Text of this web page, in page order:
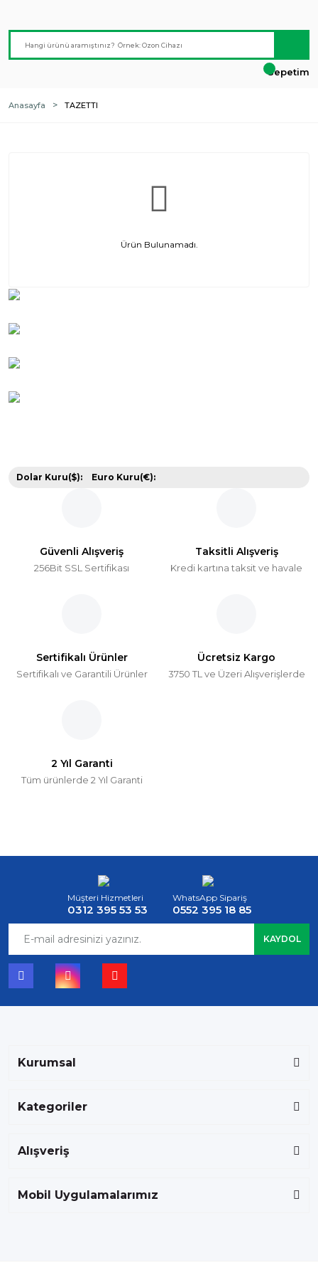
Sepetim
Anasayfa TAZETTI
Ürün Bulunamadı.
Dolar Kuru($): Euro Kuru(€):
Güvenli Alışveriş
256Bit SSL Sertifikası
Taksitli Alışveriş
Kredi kartına taksit ve havale
Sertifikalı Ürünler
Sertifikalı ve Garantili Ürünler
Ücretsiz Kargo
3750 TL ve Üzeri Alışverişlerde
2 Yıl Garanti
Tüm ürünlerde 2 Yıl Garanti
Müşteri Hizmetleri
0312 395 53 53
WhatsApp Sipariş
0552 395 18 85
KAYDOL
Kurumsal
Kategoriler
Alışveriş
Mobil Uygulamalarımız